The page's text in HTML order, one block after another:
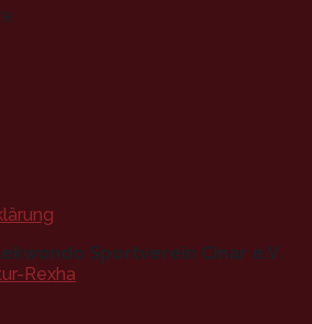
Sportverein Cinar e.V.
Rexha